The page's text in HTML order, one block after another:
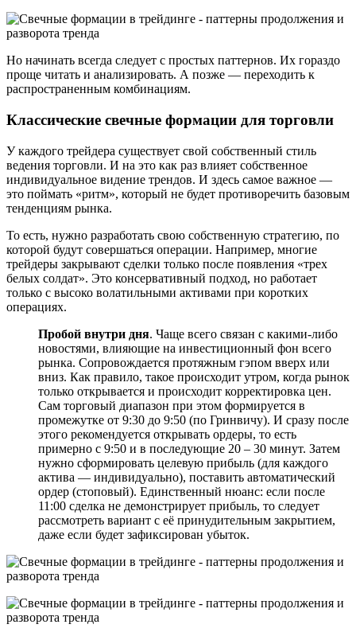
Но начинать всегда следует с простых паттернов. Их гораздо
проще читать и анализировать. А позже — переходить к
распространенным комбинациям.
Классические свечные формации для торговли
У каждого трейдера существует свой собственный стиль
ведения торговли. И на это как раз влияет собственное
индивидуальное видение трендов. И здесь самое важное —
это поймать «ритм», который не будет противоречить базовым
тенденциям рынка.
То есть, нужно разработать свою собственную стратегию, по
которой будут совершаться операции. Например, многие
трейдеры закрывают сделки только после появления «трех
белых солдат». Это консервативный подход, но работает
только с высоко волатильными активами при коротких
операциях.
Пробой внутри дня. Чаще всего связан с какими-либо
новостями, влияющие на инвестиционный фон всего
рынка. Сопровождается протяжным гэпом вверх или
вниз. Как правило, такое происходит утром, когда рынок
только открывается и происходит корректировка цен.
Сам торговый диапазон при этом формируется в
промежутке от 9:30 до 9:50 (по Гринвичу). И сразу после
этого рекомендуется открывать ордеры, то есть
примерно с 9:50 и в последующие 20 – 30 минут. Затем
нужно сформировать целевую прибыль (для каждого
актива — индивидуально), поставить автоматический
ордер (стоповый). Единственный нюанс: если после
11:00 сделка не демонстрирует прибыль, то следует
рассмотреть вариант с её принудительным закрытием,
даже если будет зафиксирован убыток.